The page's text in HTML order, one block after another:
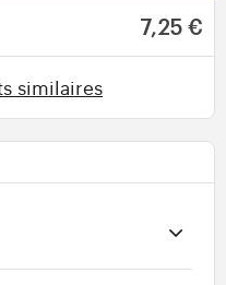
7,25 €
similaires